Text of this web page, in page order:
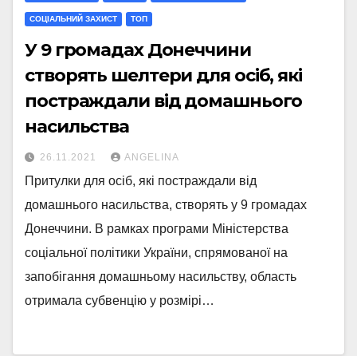
СОЦІАЛЬНИЙ ЗАХИСТ ТОП
У 9 громадах Донеччини
створять шелтери для осіб, які
постраждали від домашнього
насильства
26.11.2021 ANGELINA
Притулки для осіб, які постраждали від
домашнього насильства, створять у 9 громадах
Донеччини. В рамках програми Міністерства
соціальної політики України, спрямованої на
запобігання домашньому насильству, область
отримала субвенцію у розмірі…